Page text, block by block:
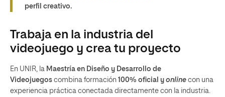
perfil creativo.
Trabaja en la industria del
videojuego y crea tu proyecto
En UNIR, la Maestría en Diseño y Desarrollo de
Videojuegos combina formación 100% oficial y online con una
experiencia práctica conectada directamente con la industria.